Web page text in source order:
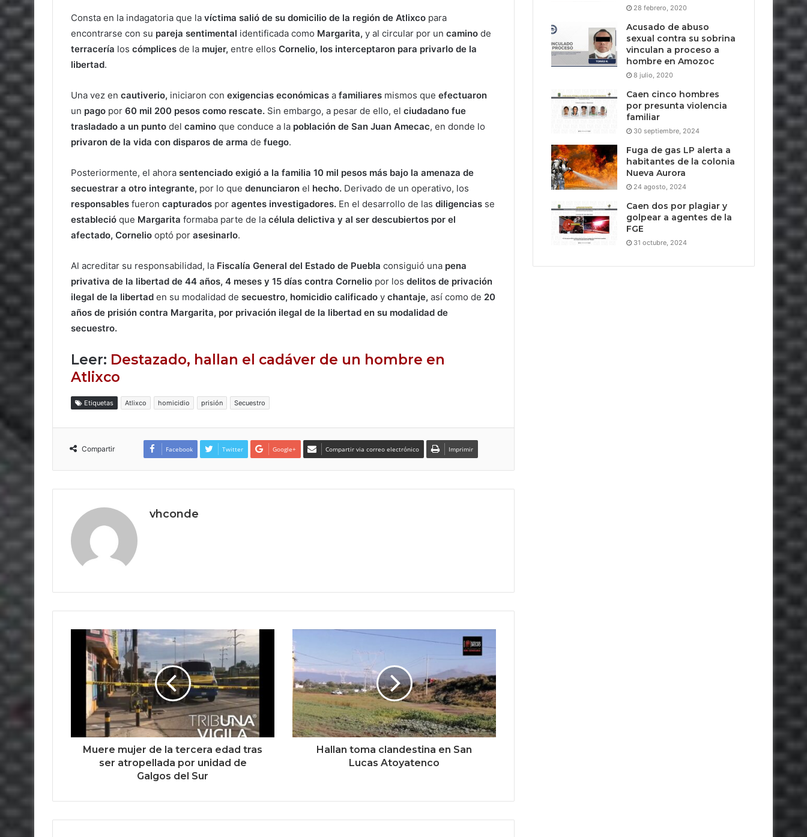
Consta en la indagatoria que la víctima salió de su domicilio de la región de Atlixco para
encontrarse con su pareja sentimental identificada como Margarita, y al circular por un camino de
terracería los cómplices de la mujer, entre ellos Cornelio, los interceptaron para privarlo de la
libertad.
Una vez en cautiverio, iniciaron con exigencias económicas a familiares mismos que efectuaron
un pago por 60 mil 200 pesos como rescate. Sin embargo, a pesar de ello, el ciudadano fue
trasladado a un punto del camino que conduce a la población de San Juan Amecac, en donde lo
privaron de la vida con disparos de arma de fuego.
Posteriormente, el ahora sentenciado exigió a la familia 10 mil pesos más bajo la amenaza de
secuestrar a otro integrante, por lo que denunciaron el hecho. Derivado de un operativo, los
responsables fueron capturados por agentes investigadores. En el desarrollo de las diligencias se
estableció que Margarita formaba parte de la célula delictiva y al ser descubiertos por el
afectado, Cornelio optó por asesinarlo.
Al acreditar su responsabilidad, la Fiscalía General del Estado de Puebla consiguió una pena
privativa de la libertad de 44 años, 4 meses y 15 días contra Cornelio por los delitos de privación
ilegal de la libertad en su modalidad de secuestro, homicidio calificado y chantaje, así como de 20
años de prisión contra Margarita, por privación ilegal de la libertad en su modalidad de
secuestro.
Leer: Destazado, hallan el cadáver de un hombre en
Atlixco
Etiquetas Atlixco homicidio prisión Secuestro
Compartir Facebook Twitter Google+ Compartir via correo electrónico Imprimir
vhconde
Muere mujer de la tercera edad tras
ser atropellada por unidad de
Galgos del Sur
Hallan toma clandestina en San
Lucas Atoyatenco
28 febrero, 2020
Acusado de abuso
sexual contra su sobrina
vinculan a proceso a
hombre en Amozoc
8 julio, 2020
Caen cinco hombres
por presunta violencia
familiar
30 septiembre, 2024
Fuga de gas LP alerta a
habitantes de la colonia
Nueva Aurora
24 agosto, 2024
Caen dos por plagiar y
golpear a agentes de la
FGE
31 octubre, 2024